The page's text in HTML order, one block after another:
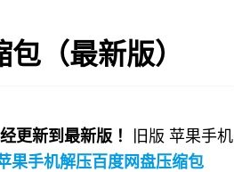
（最新版）
更新到最新版！
旧版 苹果手机
果手机解压百度网盘压缩包